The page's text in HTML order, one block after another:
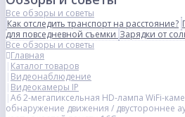
Все обзоры и советы
Как отследить транспорт на расстояние?
для повседневной съемкиЗарядки от
Все обзоры и советы
Главная
Каталог товаров
Видеонаблюдение
Видеокамеры IP
A6 2-мегапиксельная HD-лампа WiFi-
обнаружение движения / двустороннее